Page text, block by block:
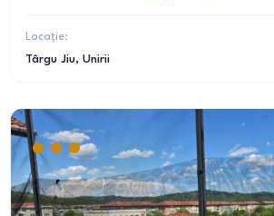
Locație:
Târgu Jiu, Unirii